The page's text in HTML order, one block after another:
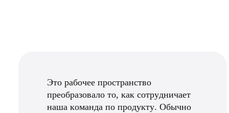
Это рабочее пространство
преобразовало то, как сотрудничает
наша команда по продукту. Обычно